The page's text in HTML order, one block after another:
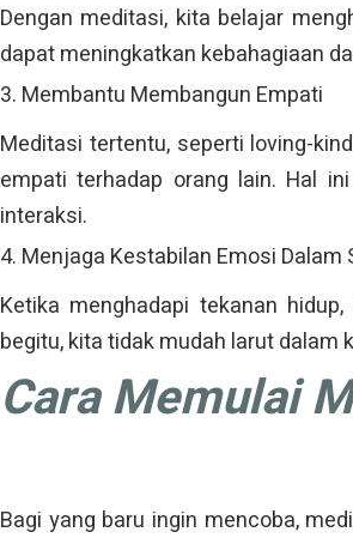
Dengan meditasi, kita belajar
dapat meningkatkan kebahagiaan
3. Membantu Membangun Empati
Meditasi tertentu, seperti loving-
empati terhadap orang lain. Hal
interaksi.
4. Menjaga Kestabilan Emosi Dalam
Ketika menghadapi tekanan
begitu, kita tidak mudah larut dalam
Cara Memulai
Bagi yang baru ingin mencoba,